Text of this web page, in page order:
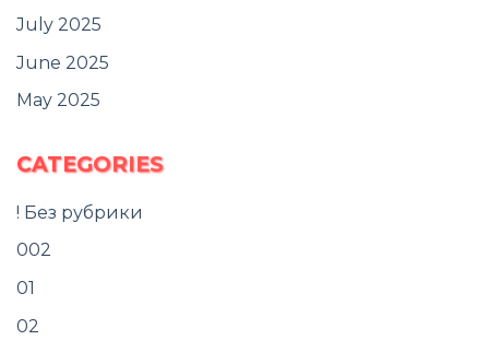
July 2025
June 2025
May 2025
CATEGORIES
! Без рубрики
002
01
02